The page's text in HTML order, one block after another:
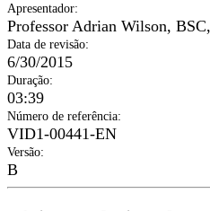
Apresentador:
Professor Adrian Wilson,
Data de revisão:
6/30/2015
Duração:
03:39
Número de referência:
VID1-00441-EN
Versão:
B